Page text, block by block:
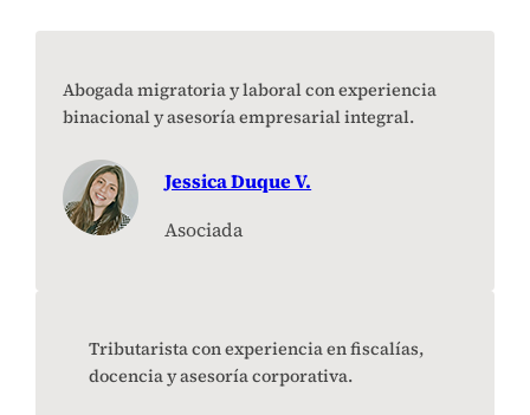
Abogada migratoria y laboral con experiencia
binacional y asesoría empresarial integral.
Jessica Duque V.
Asociada
Tributarista con experiencia en fiscalías,
docencia y asesoría corporativa.